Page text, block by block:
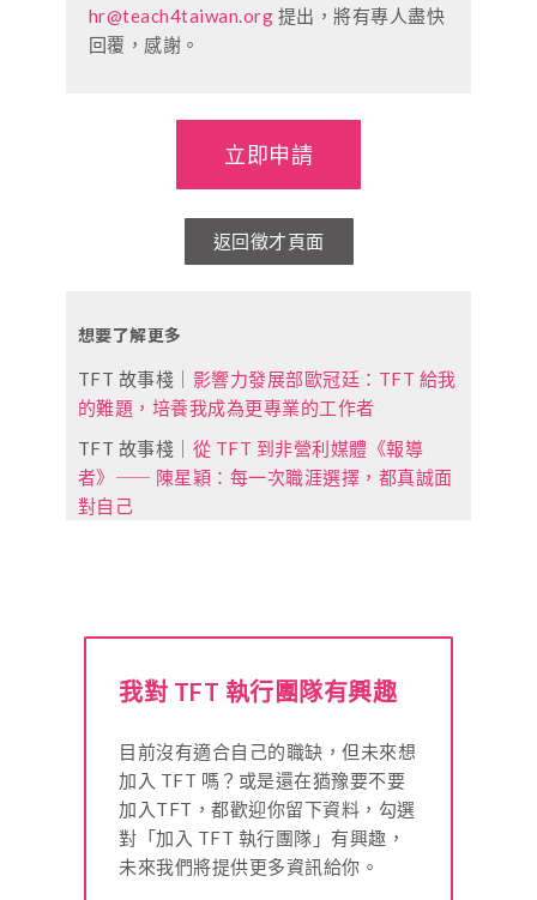
hr@teach4taiwan.org 提出，將有專人盡快
回覆，感謝。
立即申請
返回徵才頁面
想要了解更多
TFT 故事棧｜ 影響力發展部歐冠廷：TFT 給我
的難題，培養我成為更專業的工作者
TFT 故事棧｜ 從 TFT 到非營利媒體《報導
者》⸺ 陳星穎：每一次職涯選擇，都真誠面
對自己
我對 TFT 執行團隊有興趣
目前沒有適合自己的職缺，但未來想
加入 TFT 嗎？或是還在猶豫要不要
加入TFT，都歡迎你留下資料，勾選
對「加入 TFT 執行團隊」有興趣，
未來我們將提供更多資訊給你。